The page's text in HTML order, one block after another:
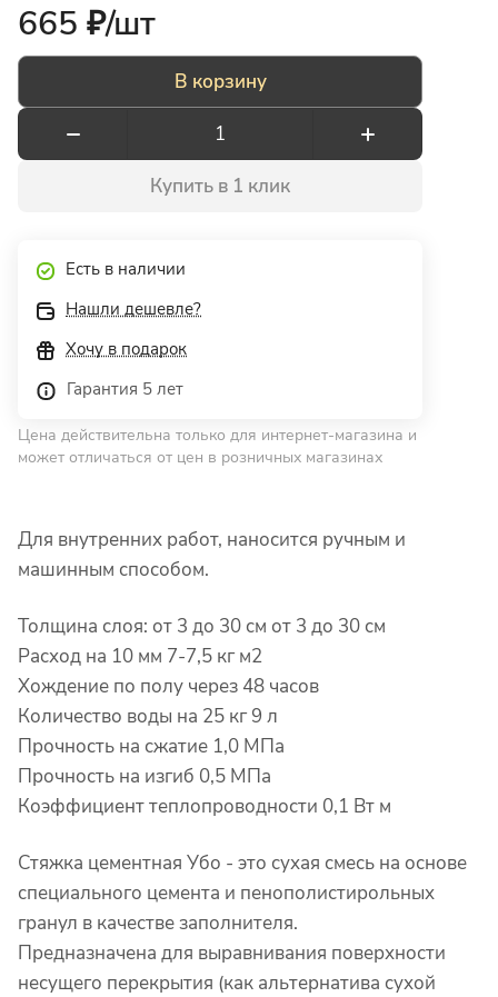
665 ₽/шт
В корзину
Купить в 1 клик
Есть в наличии
Нашли дешевле?
Хочу в подарок
Гарантия 5 лет
Цена действительна только для интернет-магазина и
может отличаться от цен в розничных магазинах
Для внутренних работ, наносится ручным и
машинным способом.
Толщина слоя: от 3 до 30 см от 3 до 30 см
Расход на 10 мм 7-7,5 кг м2
Хождение по полу через 48 часов
Количество воды на 25 кг 9 л
Прочность на сжатие 1,0 МПа
Прочность на изгиб 0,5 МПа
Коэффициент теплопроводности 0,1 Вт м
Стяжка цементная Убо - это сухая смесь на основе
специального цемента и пенополистирольных
гранул в качестве заполнителя.
Предназначена для выравнивания поверхности
несущего перекрытия (как альтернатива сухой